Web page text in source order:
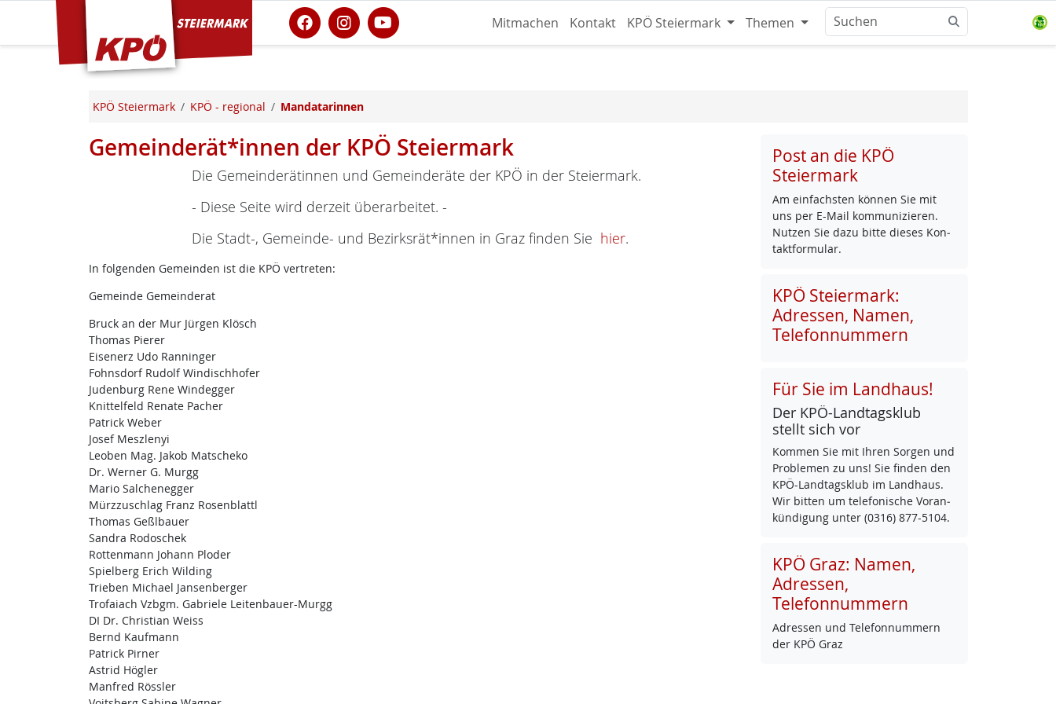
KPÖ Steiermark Mitmachen Kontakt KPÖ Steiermark Themen
KPÖ Steiermark KPÖ - regional Mandatarinnen
Gemeinderät*innen der KPÖ Steiermark
Die Gemeinderätinnen und Gemeinderäte der KPÖ in der Steiermark.
- Diese Seite wird derzeit überarbeitet. -
Die Stadt-, Gemeinde- und Bezirksrät*innen in Graz finden Sie hier.
In folgenden Gemeinden ist die KPÖ vertreten:
Gemeinde Gemeinderat
Bruck an der Mur Jürgen Klösch
Thomas Pierer
Eisenerz Udo Ranninger
Fohnsdorf Rudolf Windischhofer
Judenburg Rene Windegger
Knittelfeld Renate Pacher
Patrick Weber
Josef Meszlenyi
Leoben Mag. Jakob Matscheko
Dr. Werner G. Murgg
Mario Salchenegger
Mürzzuschlag Franz Rosenblattl
Thomas Geßlbauer
Sandra Rodoschek
Rottenmann Johann Ploder
Spielberg Erich Wilding
Trieben Michael Jansenberger
Trofaiach Vzbgm. Gabriele Leitenbauer-Murgg
DI Dr. Christian Weiss
Bernd Kaufmann
Patrick Pirner
Astrid Högler
Manfred Rössler
Post an die KPÖ
Steiermark
Am ein­fachs­ten kön­nen Sie mit
uns per E-Mail kom­mu­ni­zie­ren.
Nut­zen Sie da­zu bit­te die­ses Kon­
takt­for­mu­lar.
KPÖ Steiermark:
Adressen, Namen,
Telefonnummern
Für Sie im Landhaus!
Der KPÖ-Land­tags­klub
stellt sich vor
Kom­men Sie mit Ih­ren Sor­gen und
Pro­b­le­men zu uns! Sie fin­den den
KPÖ-Land­tags­klub im Land­haus.
Wir bit­ten um te­le­fo­ni­sche Vor­an­
kün­di­gung un­ter (0316) 877-5104.
KPÖ Graz: Namen,
Adressen,
Telefonnummern
Adres­sen und Te­le­fon­num­mern
der KPÖ Graz